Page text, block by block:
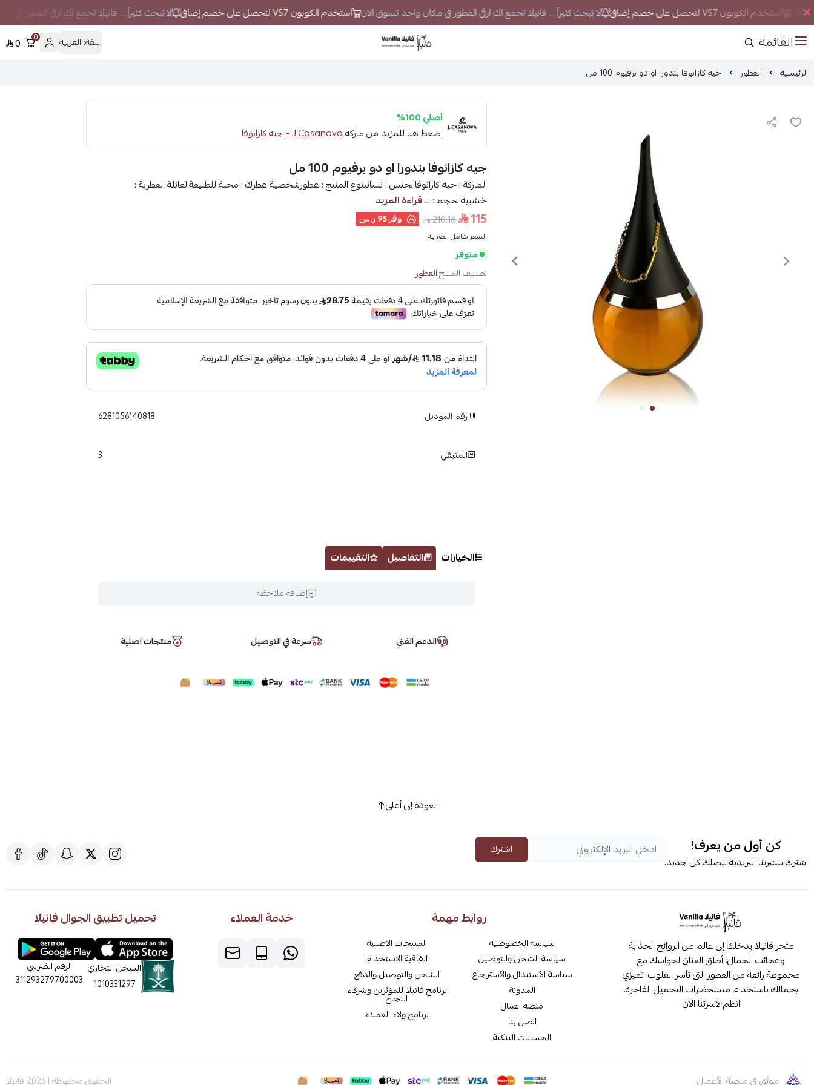
استخدم الكوبون VS7 لتحصل على خصم إضافي لا تبحث كثيراً ... فانيلا تجمع لك ارقى العطور في مكان واحد تسوق الان استخدم الكوبون VS7 لتحصل على خصم إضافي لا تبحث كثيراً ... فانيلا تجمع لك ارقى العطور في
القائمة فانيلا اللغة: العربية 0
0
الرئيسية العطور جيه كازانوفا بندورا او دو برفيوم 100 مل
أصلي 100%
اضغط هنا للمزيد من ماركةJ.Casanova - جيه كازانوفا
جيه كازانوفا بندورا او دو برفيوم 100 مل
الماركة : جيه كازانوفاالجنس : نسائينوع المنتج : عطورشخصية عطرك : محبة للطبيعةالعائلة العطرية :
خشبيةالحجم : ...قراءة المزيد
115
210.16 وفر95 ر.س
السعر شامل الضريبة
متوفر
تصنيف المنتج:العطور
رقم الموديل 6281056140818
المتبقي 3
الخيارات التفاصيل التقييمات
إضافة ملاحظة
الدعم الفني سرعة في التوصيل منتجات اصلية
العودة إلى أعلى
كن أول من يعرف!
اشترك بنشرتنا البريدية ليصلك كل جديد.
اشترك
متجر فانيلا يدخلك إلى عالم من الروائح الجذابة
وعجائب الجمال. أطلق العنان لحواسك مع
مجموعة رائعة من العطور التي تأسر القلوب. تميزي
بجمالك باستخدام مستحضرات التجميل الفاخرة.
انظم لاسرتنا الان
روابط مهمة
سياسة الخصوصية
سياسة الشحن والتوصيل
سياسة الأستبدال والأسترجاع
المدونة
منصة اعمال
اتصل بنا
الحسابات البنكية
المنتجات الاصلية
اتفاقية الاستخدام
الشحن والتوصيل والدفع
برنامج فانيلا للمؤثرين وشركاء
النجاح
برنامج ولاء العملاء
خدمة العملاء تحميل تطبيق الجوال فانيلا
السجل التجاري
1010331297
الرقم الضريبي
311293279700003
موثّق في منصة الأعمال الحقوق محفوظة | 2026 فانيلا